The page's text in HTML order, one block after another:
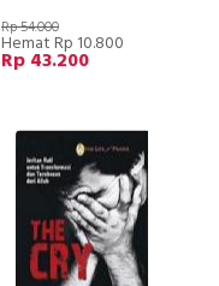
Rp 54.000
Hemat Rp 10.800
Rp 43.200